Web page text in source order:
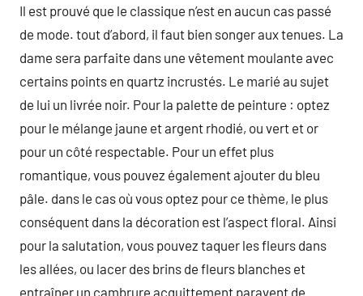
Il est prouvé que le classique n’est en aucun cas passé
de mode. tout d’abord, il faut bien songer aux tenues. La
dame sera parfaite dans une vêtement moulante avec
certains points en quartz incrustés. Le marié au sujet
de lui un livrée noir. Pour la palette de peinture : optez
pour le mélange jaune et argent rhodié, ou vert et or
pour un côté respectable. Pour un effet plus
romantique, vous pouvez également ajouter du bleu
pâle. dans le cas où vous optez pour ce thème, le plus
conséquent dans la décoration est l’aspect floral. Ainsi
pour la salutation, vous pouvez taquer les fleurs dans
les allées, ou lacer des brins de fleurs blanches et
entraîner un cambrure acquittement paravent de